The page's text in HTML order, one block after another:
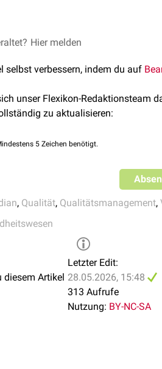
, Funktionsfähigkeit,
The quality of care. How can it be
Hier melden
selbst verbessern, indem du auf
unser Flexikon-Redaktionsteam
zu aktualisieren:
5 Zeichen benötigt.
, Qualität, Qualitätsmanagement,
diesem Artikel
Letzter Edit:
28.05.2026, 15:48
313 Aufrufe
Nutzung: BY-NC-SA